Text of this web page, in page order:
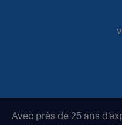
Avec près de 25 ans